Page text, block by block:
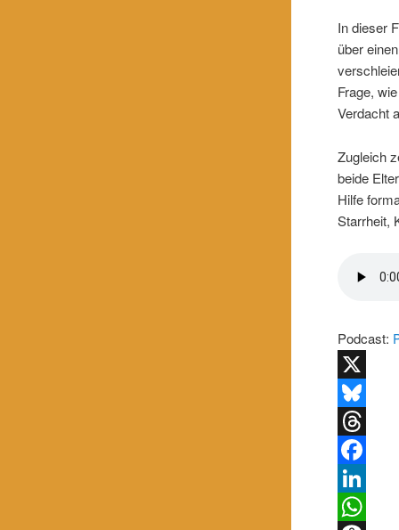
In dieser
über
Frage,
Verdacht
Zugleich
beide
Hilfe
Starrheit,
Podcast:
X
Bluesky
Threads
Facebook
LinkedIn